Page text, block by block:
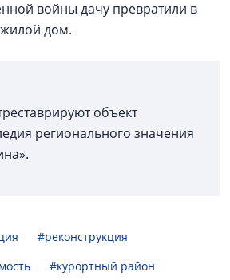
войны дачу превратили в
дом.
объект
регионального значения
#реконструкция
#курортный район